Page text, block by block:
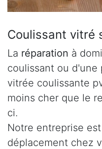
Coulissant vitré
La réparation à
coulissant ou
vitrée coulissante
moins cher que le
ci.
Notre entreprise
déplacement chez